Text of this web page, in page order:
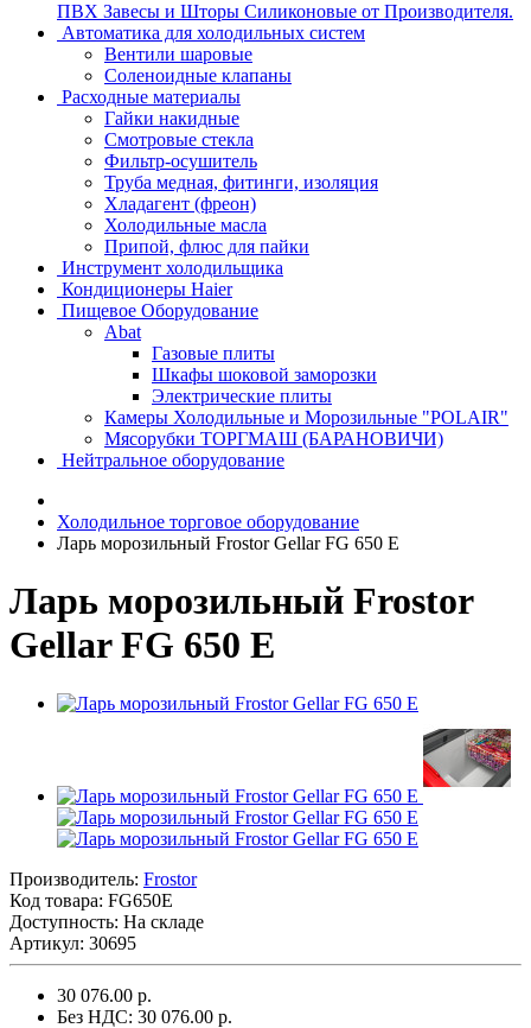
ПВХ Завесы и Шторы Силиконовые от Производителя.
Автоматика для холодильных систем
Вентили шаровые
Соленоидные клапаны
Расходные материалы
Гайки накидные
Смотровые стекла
Фильтр-осушитель
Труба медная, фитинги, изоляция
Хладагент (фреон)
Холодильные масла
Припой, флюс для пайки
Инструмент холодильщика
Кондиционеры Haier
Пищевое Оборудование
Abat
Газовые плиты
Шкафы шоковой заморозки
Электрические плиты
Камеры Холодильные и Морозильные "POLAIR"
Мясорубки ТОРГМАШ (БАРАНОВИЧИ)
Нейтральное оборудование
Холодильное торговое оборудование
Ларь морозильный Frostor Gellar FG 650 E
Ларь морозильный Frostor
Gellar FG 650 E
Производитель: Frostor
Код товара: FG650E
Доступность: На складе
Артикул: 30695
30 076.00 р.
Без НДС: 30 076.00 р.